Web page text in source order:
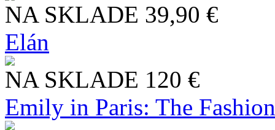
NA SKLADE 39,90 €
Elán
NA SKLADE 120 €
Emily in Paris: The